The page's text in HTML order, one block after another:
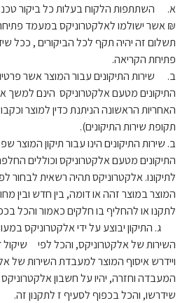
₪ אשר ישולמו לאלקטרוניקס במעמד
פתיחת הקריאה.
ב. שירות התיקונים עבור המוצר אשר
התיקונים מטעם אלקטרוניקס הינם למשך
תקופת שירות התיקונים).
ב. שירות התיקונים הינו עבור תיקון המוצר
התיקונים מטעם אלקטרוניקס וכוללים
לתיקונו. אלקטרוניקס תהיה רשאית לבחור
המוצר במוצר זהה או דומה, בין חדש ובין
לתקנו או להחליף בו חלקים כאמור והכל
ג. התיקון יבוצע על ידי אלקטרוניקס
השירות של אלקטרוניקס, והכל לפי
ויידרש איסוף המוצר למעבדת השירות של
המעבדה וחזרה, יהיו על חשבון
שידרשו, והכל בכפוף לסעיף ז לתקנון זה.